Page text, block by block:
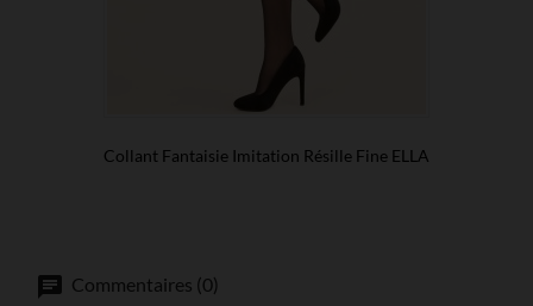
Collant Fantaisie Imitation Résille Fine ELLA
Commentaires (0)